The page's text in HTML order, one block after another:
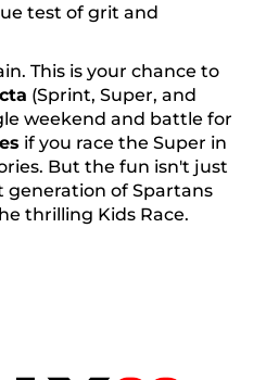
test of grit and
This is your chance to
(Sprint, Super, and
weekend and battle for
if you race the Super in
But the fun isn't just
of Spartans
thrilling Kids Race.